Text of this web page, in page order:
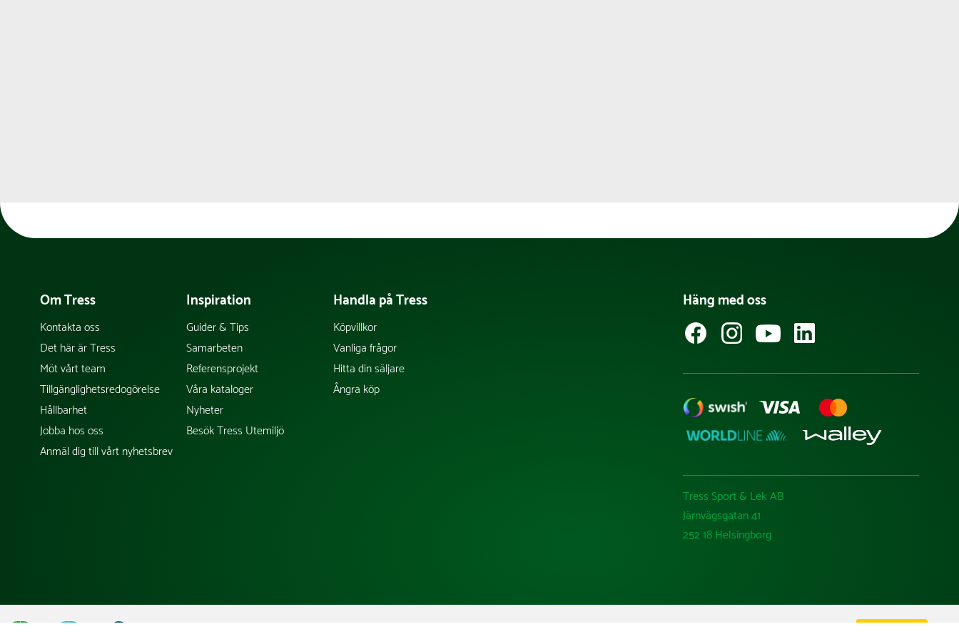
Om Tress
Kontakta oss
Det här är Tress
Möt vårt team
Tillgänglighetsredogörelse
Hållbarhet
Jobba hos oss
Anmäl dig till vårt nyhetsbrev
Inspiration
Guider & Tips
Samarbeten
Referensprojekt
Våra kataloger
Nyheter
Besök Tress Utemiljö
Handla på Tress
Köpvillkor
Vanliga frågor
Hitta din säljare
Ångra köp
Häng med oss
Tress Sport & Lek AB
Järnvägsgatan 41
252 18 Helsingborg